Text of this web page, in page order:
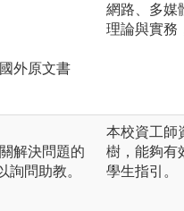
外原文書
網路、多媒
理論與實務
解決問題的
問助教。
本校資工師
樹，能夠有
學生指引。